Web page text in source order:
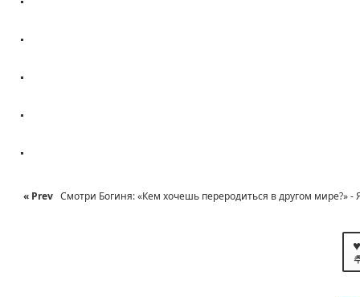
.
.
.
.
« Prev Смотри Богиня: «Кем хочешь переродиться в другом мире?» -